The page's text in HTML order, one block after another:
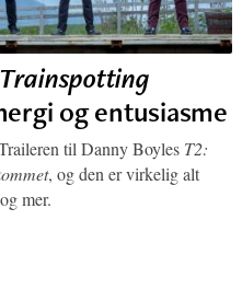
og entusiasme
til Danny Boyles T2:
, og den er virkelig alt
mer.